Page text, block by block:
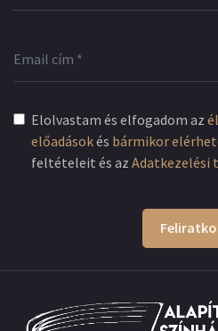
Elolvastam és elfogadom az
előadásokés bármikor
feltételeit és az